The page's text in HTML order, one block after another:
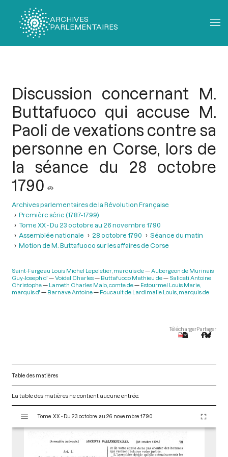
ARCHIVES
PARLEMENTAIRES
Discussion concernant M.
Buttafuoco qui accuse M.
Paoli de vexations contre sa
personne en Corse, lors de
la séance du 28 octobre
1790
Archives parlementaires de la Révolution Française
Première série (1787-1799)
Tome XX - Du 23 octobre au 26 novembre 1790
Assemblée nationale
28 octobre 1790
Séance du matin
Motion de M. Buttafuoco sur les affaires de Corse
Saint-Fargeau Louis Michel Lepeletier, marquis de
Aubergeon de Murinais
Guy-Joseph d'
Voidel Charles Buttafuoco Mathieu de
Saliceti Antoine
Christophe
Lameth Charles Malo, comte de
Estourmel Louis Marie,
marquis d'
Barnave Antoine Foucault de Lardimalie Louis, marquis de
TéléchargerPartager
Table des matières
La table des matières ne contient aucune entrée.
s
Tome XX - Du 23 octobre au 26 novembre 1790